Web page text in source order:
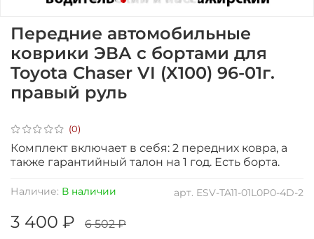
(0)
арт. ESV-TA11-01L0P0-4D-2
Наличие: В наличии
Передние автомобильные
коврики ЭВА с бортами для
Toyota Chaser VI (X100) 96-01г.
правый руль
3 400 ₽ 6 502 ₽
Комплект включает в себя: 2 передних ковра, а
также гарантийный талон на 1 год. Есть борта.